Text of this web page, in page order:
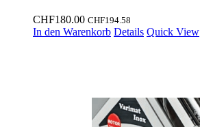
CHF180.00 CHF194.58
In den Warenkorb Details Quick View